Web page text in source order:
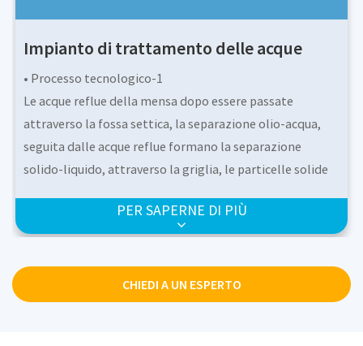
Impianto di trattamento delle acque
• Processo tecnologico-1
Le acque reflue della mensa dopo essere passate
attraverso la fossa settica, la separazione olio-acqua,
seguita dalle acque reflue formano la separazione
solido-liquido, attraverso la griglia, le particelle solide
in diretta, (vari, l'intercettazione da parte della grata
deve essere pulita regolarmente per prevenire
regolare la piscina, regolando la piscina dotata di
regolatore di livello del liquido, quando l'acqua
PER SAPERNE DI PIÙ
CHIEDI A UN ESPERTO